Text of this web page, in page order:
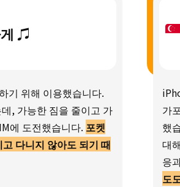
♫
기 위해 이용했습니다.
, 가능한 짐을 줄이고 가
에 도전했습니다. 포켓
다니지 않아도 되기 때
가
했
대
응
도